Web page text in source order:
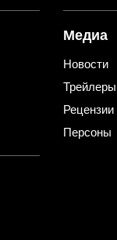
Медиа
Новости
Трейлеры
Рецензии
Персоны